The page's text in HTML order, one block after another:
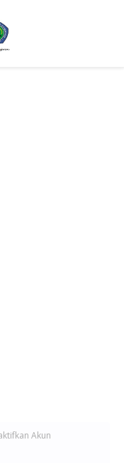
Akun